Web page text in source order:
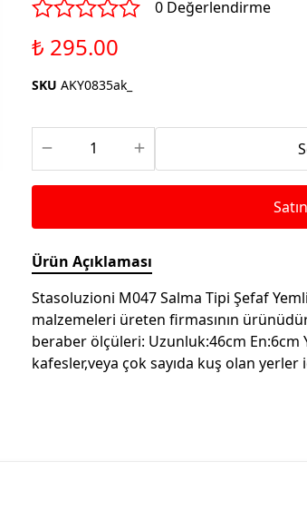
Aparatları
Isıtma
0 Değerlendirme
₺ 295.00
SKU AKY0835ak_
Ürün Açıklaması
Stasoluzioni M047 Salma Tipi Şefaf
malzemeleri üreten firmasının
beraber ölçüleri: Uzunluk:46cm En:6cm
kafesler,veya çok sayıda kuş olan